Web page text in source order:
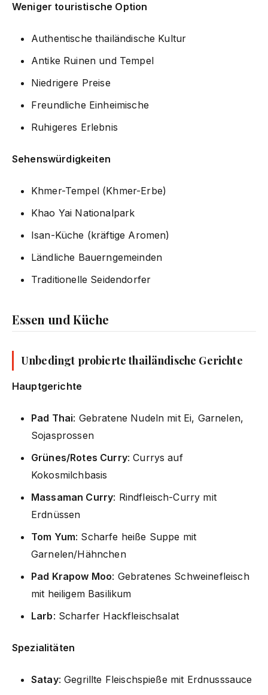
Weniger touristische Option
Authentische thailändische Kultur
Antike Ruinen und Tempel
Niedrigere Preise
Freundliche Einheimische
Ruhigeres Erlebnis
Sehenswürdigkeiten
Khmer-Tempel (Khmer-Erbe)
Khao Yai Nationalpark
Isan-Küche (kräftige Aromen)
Ländliche Bauerngemeinden
Traditionelle Seidendorfer
Essen und Küche
Unbedingt probierte thailändische Gerichte
Hauptgerichte
Pad Thai: Gebratene Nudeln mit Ei, Garnelen,
Sojasprossen
Grünes/Rotes Curry: Currys auf
Kokosmilchbasis
Massaman Curry: Rindfleisch-Curry mit
Erdnüssen
Tom Yum: Scharfe heiße Suppe mit
Garnelen/Hähnchen
Pad Krapow Moo: Gebratenes Schweinefleisch
mit heiligem Basilikum
Larb: Scharfer Hackfleischsalat
Spezialitäten
Satay: Gegrillte Fleischspieße mit Erdnusssauce